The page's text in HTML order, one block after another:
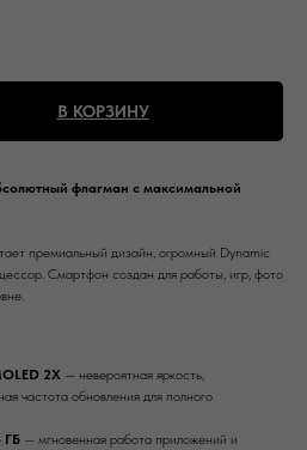
В КОРЗИНУ
флагман с максимальной
премиальный дизайн, огромный Dynamic
Смартфон создан для работы, игр, фото
2X — невероятная яркость,
частота обновления для полного
ГБ — мгновенная работа приложений и